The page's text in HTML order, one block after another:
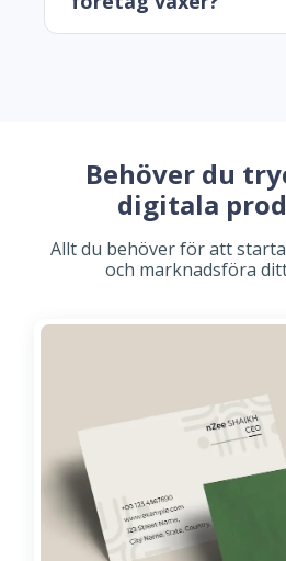
Behöver du
digitala
Allt du behöver för att
och marknadsföra